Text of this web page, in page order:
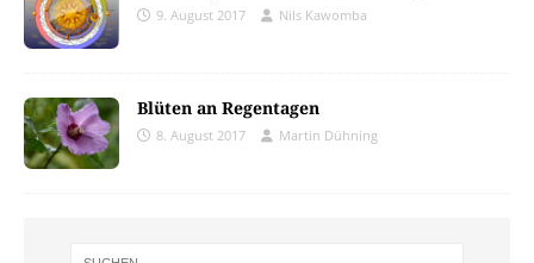
9. August 2017 Nils Kawomba
Blüten an Regentagen
8. August 2017 Martin Dühning